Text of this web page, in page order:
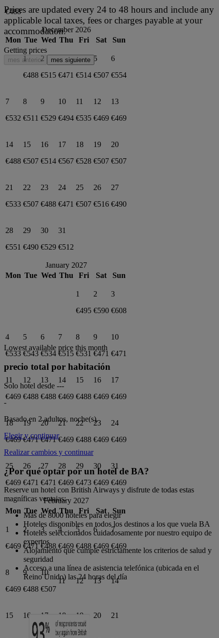
€488
December 2026
Mon Tue Wed Thu Fri Sat Sun
1
€488
2
€515
3
€471
4
€514
5
€507
6
€554
7
€532
8
€511
9
€529
10
€494
11
€535
12
€469
13
€469
14
€488
15
€507
16
€514
17
€567
18
€528
19
€507
20
€507
21
€533
22
€507
23
€488
24
€471
25
€507
26
€516
27
€490
28
€551
29
€490
30
€529
31
€512
January 2027
Mon Tue Wed Thu Fri Sat Sun
1
€495
2
€590
3
€608
4
€533
5
€543
6
€534
7
€515
8
€531
9
€471
10
€471
11
€469
12
€488
13
€488
14
€469
15
€488
16
€469
17
€469
18
€469
19
€471
20
€471
21
€469
22
€488
23
€469
24
€469
25
€469
26
€471
27
€471
28
€469
29
€473
30
€469
31
€469
February 2027
Mon Tue Wed Thu Fri Sat Sun
1
€469
2
€471
3
€488
4
€469
5
€488
6
€469
7
€469
8
€469
9
€488
10
€507
11 12 13 14
15 16 17 18 19 20 21
Prices are updated every 24 to 48 hours and include any
applicable local taxes, fees or charges payable at your
accommodation.
Getting prices
mes anterior mes siguiente
Lowest available price this month
precio total por habitación
Solo hotel desde ---
-
Basado en 2 adultos, noche(s).
Elegir y continuar
Realizar cambios y continuar
¿Por qué optar por un hotel de BA?
Reserve un hotel con British Airways y disfrute de todas estas
magníficas ventajas:
Más de 8000 hoteles para elegir
Hoteles disponibles en todos los destinos a los que vuela BA
Hoteles seleccionados cuidadosamente por nuestro equipo de
expertos
Alojamiento que cumple estrictamente los criterios de salud y
seguridad
Acceso a una línea de asistencia telefónica (ubicada en el
Reino Unido) las 24 horas del día